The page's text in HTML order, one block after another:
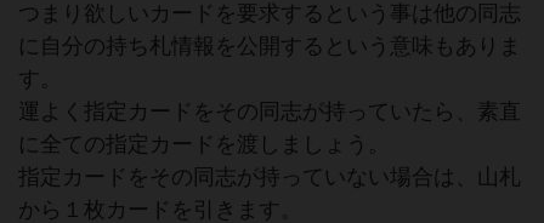
つまり欲しいカードを要求するという事は他の同志
に自分の持ち札情報を公開するという意味もありま
す。
運よく指定カードをその同志が持っていたら、素直
に全ての指定カードを渡しましょう。
指定カードをその同志が持っていない場合は、山札
から１枚カードを引きます。